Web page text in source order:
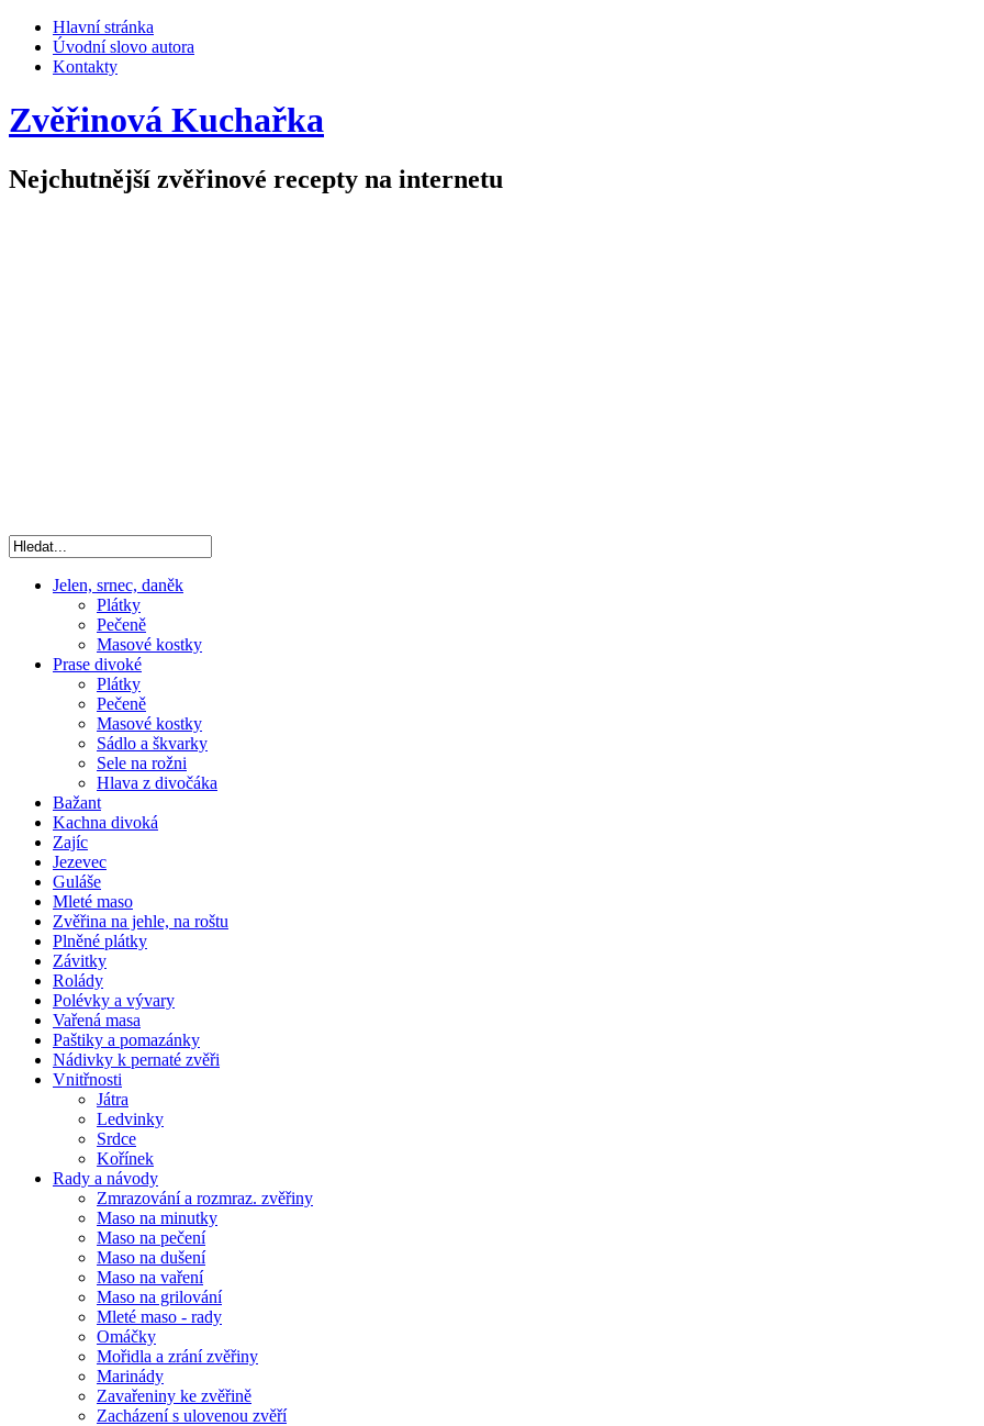
Hlavní stránka
Úvodní slovo autora
Kontakty
Zvěřinová Kuchařka
Nejchutnější zvěřinové recepty na internetu
Jelen, srnec, daněk
Plátky
Pečeně
Masové kostky
Prase divoké
Plátky
Pečeně
Masové kostky
Sádlo a škvarky
Sele na rožni
Hlava z divočáka
Bažant
Kachna divoká
Zajíc
Jezevec
Guláše
Mleté maso
Zvěřina na jehle, na roštu
Plněné plátky
Závitky
Rolády
Polévky a vývary
Vařená masa
Paštiky a pomazánky
Nádivky k pernaté zvěři
Vnitřnosti
Játra
Ledvinky
Srdce
Kořínek
Rady a návody
Zmrazování a rozmraz. zvěřiny
Maso na minutky
Maso na pečení
Maso na dušení
Maso na vaření
Maso na grilování
Mleté maso - rady
Omáčky
Mořidla a zrání zvěřiny
Marinády
Zavařeniny ke zvěřině
Zacházení s ulovenou zvěří